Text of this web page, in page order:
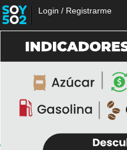
Login / Registrarme